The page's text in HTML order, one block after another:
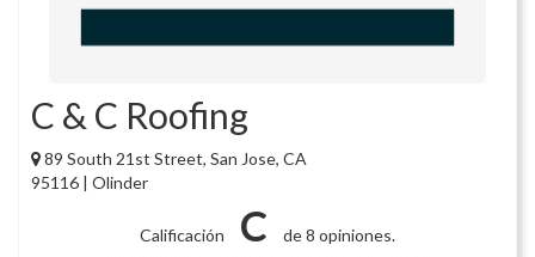
C & C Roofing
89 South 21st Street, San Jose, CA
95116 | Olinder
Calificación C
de 8 opiniones.